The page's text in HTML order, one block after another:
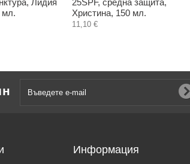
Лидия
мл.
25SPF, средна защита,
Христина, 150 мл.
11,10 €
Информация